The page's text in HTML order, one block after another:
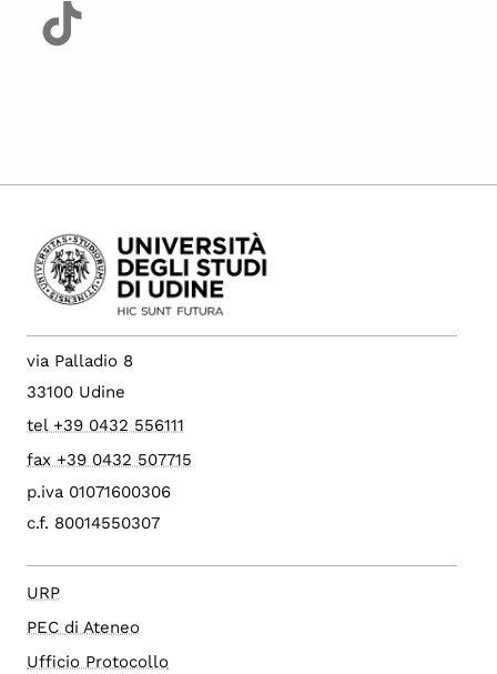
via Palladio 8
33100 Udine
tel +39 0432 556111
fax +39 0432 507715
p.iva 01071600306
c.f. 80014550307
URP
PEC di Ateneo
Ufficio Protocollo